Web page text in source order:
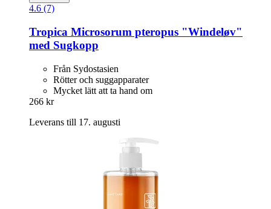
4.6 (7)
Tropica Microsorum pteropus "Windeløv"
med Sugkopp
Från Sydostasien
Rötter och suggapparater
Mycket lätt att ta hand om
266 kr
Leverans till 17. augusti